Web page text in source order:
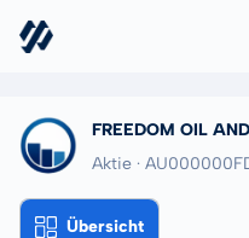
FREEDOM OIL
Aktie ·
Übersicht